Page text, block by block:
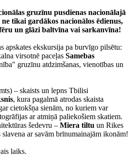
gruzīnu pusdienas nacionālajā
tikai gardākos nacionālos ēdienus,
un glāzi baltvīna vai sarkanvīna!
apskates ekskursija pa burvīgo pilsētu:
virsotnē paceļas Samebas
gruzīnu atdzimšanas, vienotības un
– skaists un lepns Tbilisi
, kura pagalmā atrodas skaista
cietokšņa sienām, no kuriem var
ar atmiņā paliekošiem skatiem.
šedevru – Miera tiltu un Rikes
ar savām brīnumainajām ikonām!
laiks.